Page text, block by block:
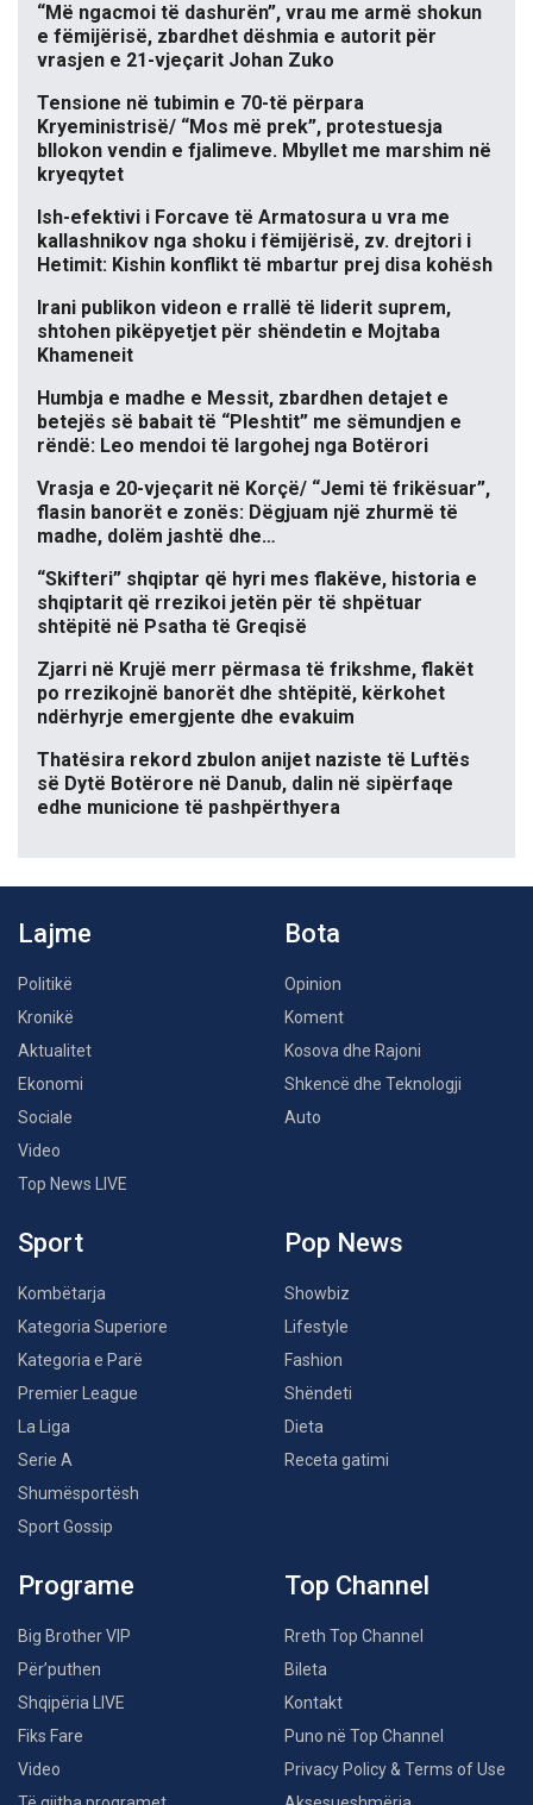
“Më ngacmoi të dashurën”, vrau me armë shokun
e fëmijërisë, zbardhet dëshmia e autorit për
vrasjen e 21-vjeçarit Johan Zuko
Tensione në tubimin e 70-të përpara
Kryeministrisë/ “Mos më prek”, protestuesja
bllokon vendin e fjalimeve. Mbyllet me marshim në
kryeqytet
Ish-efektivi i Forcave të Armatosura u vra me
kallashnikov nga shoku i fëmijërisë, zv. drejtori i
Hetimit: Kishin konflikt të mbartur prej disa kohësh
Irani publikon videon e rrallë të liderit suprem,
shtohen pikëpyetjet për shëndetin e Mojtaba
Khameneit
Humbja e madhe e Messit, zbardhen detajet e
betejës së babait të “Pleshtit” me sëmundjen e
rëndë: Leo mendoi të largohej nga Botërori
Vrasja e 20-vjeçarit në Korçë/ “Jemi të frikësuar”,
flasin banorët e zonës: Dëgjuam një zhurmë të
madhe, dolëm jashtë dhe…
“Skifteri” shqiptar që hyri mes flakëve, historia e
shqiptarit që rrezikoi jetën për të shpëtuar
shtëpitë në Psatha të Greqisë
Zjarri në Krujë merr përmasa të frikshme, flakët
po rrezikojnë banorët dhe shtëpitë, kërkohet
ndërhyrje emergjente dhe evakuim
Thatësira rekord zbulon anijet naziste të Luftës
së Dytë Botërore në Danub, dalin në sipërfaqe
edhe municione të pashpërthyera
Lajme
Politikë
Kronikë
Aktualitet
Ekonomi
Sociale
Video
Top News LIVE
Bota
Opinion
Koment
Kosova dhe Rajoni
Shkencë dhe Teknologji
Auto
Sport
Kombëtarja
Kategoria Superiore
Kategoria e Parë
Premier League
La Liga
Serie A
Shumësportësh
Sport Gossip
Pop News
Showbiz
Lifestyle
Fashion
Shëndeti
Dieta
Receta gatimi
Programe
Big Brother VIP
Për’puthen
Shqipëria LIVE
Fiks Fare
Video
Top Channel
Rreth Top Channel
Bileta
Kontakt
Puno në Top Channel
Privacy Policy & Terms of Use